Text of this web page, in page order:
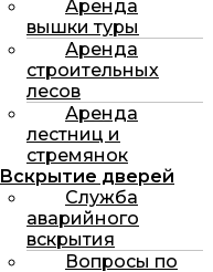
Аренда
вышки туры
Аренда
строительных
лесов
Аренда
лестниц и
стремянок
Вскрытие дверей
Служба
аварийного
вскрытия
Вопросы по